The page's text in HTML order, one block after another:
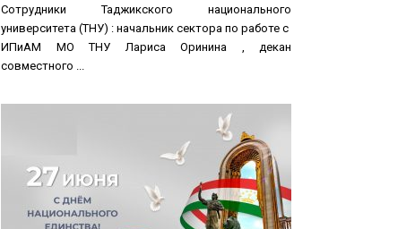
Сотрудники Таджикского национального
университета (ТНУ) : начальник сектора по работе с
ИПиАМ МО ТНУ Лариса Оринина , декан
совместного ...